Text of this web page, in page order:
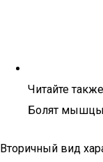
Читайте
Болят мышцы
Вторичный вид